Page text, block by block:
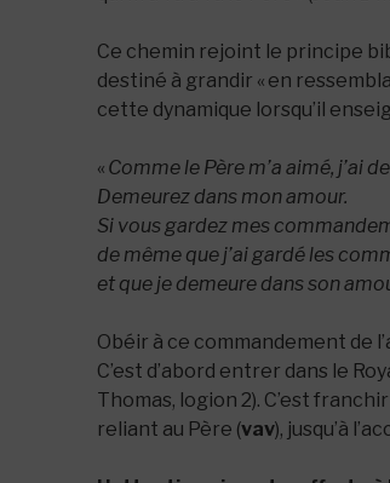
Ce chemin rejoint le principe
destiné à grandir « en
cette dynamique lorsqu’il
« Comme le Père m’a aimé, j’ai
Demeurez dans mon amour.
Si vous gardez mes
de même que j’ai gardé les
et que je demeure dans son
Obéir à ce commandement de
C’est d’abord entrer dans le
Thomas, logion 2). C’est
reliant au Père (vav), jusqu’à